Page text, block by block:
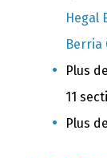
Hegal
Berria
Plus
11
Plus